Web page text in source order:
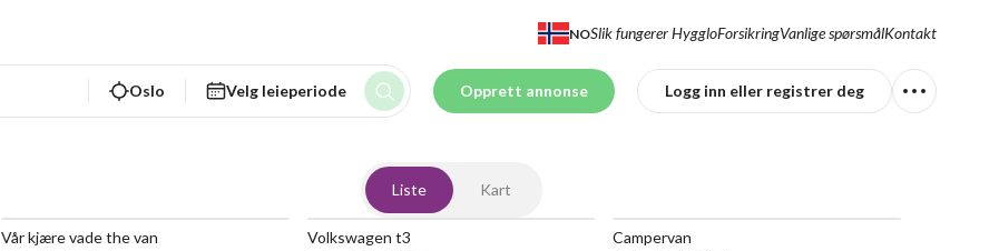
NOSlik fungerer HyggloForsikringVanlige spørsmålKontakt
Oslo Velg leieperiode Opprett annonse Logg inn eller registrer deg
Liste Kart
VELDIG POPULÆR
Vår kjære vade the van Volkswagen t3 Campervan